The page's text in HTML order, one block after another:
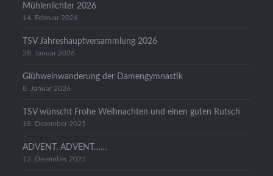
Mühlenlichter 2026
14. Februar 2026
TSV Jahreshauptversammlung 2026
28. Januar 2026
Glühweinwanderung der Damengymnastik
8. Januar 2026
TSV wünscht Frohe Weihnachten und einen guten Rutsch
18. Dezember 2025
ADVENT, ADVENT……
12. Dezember 2025